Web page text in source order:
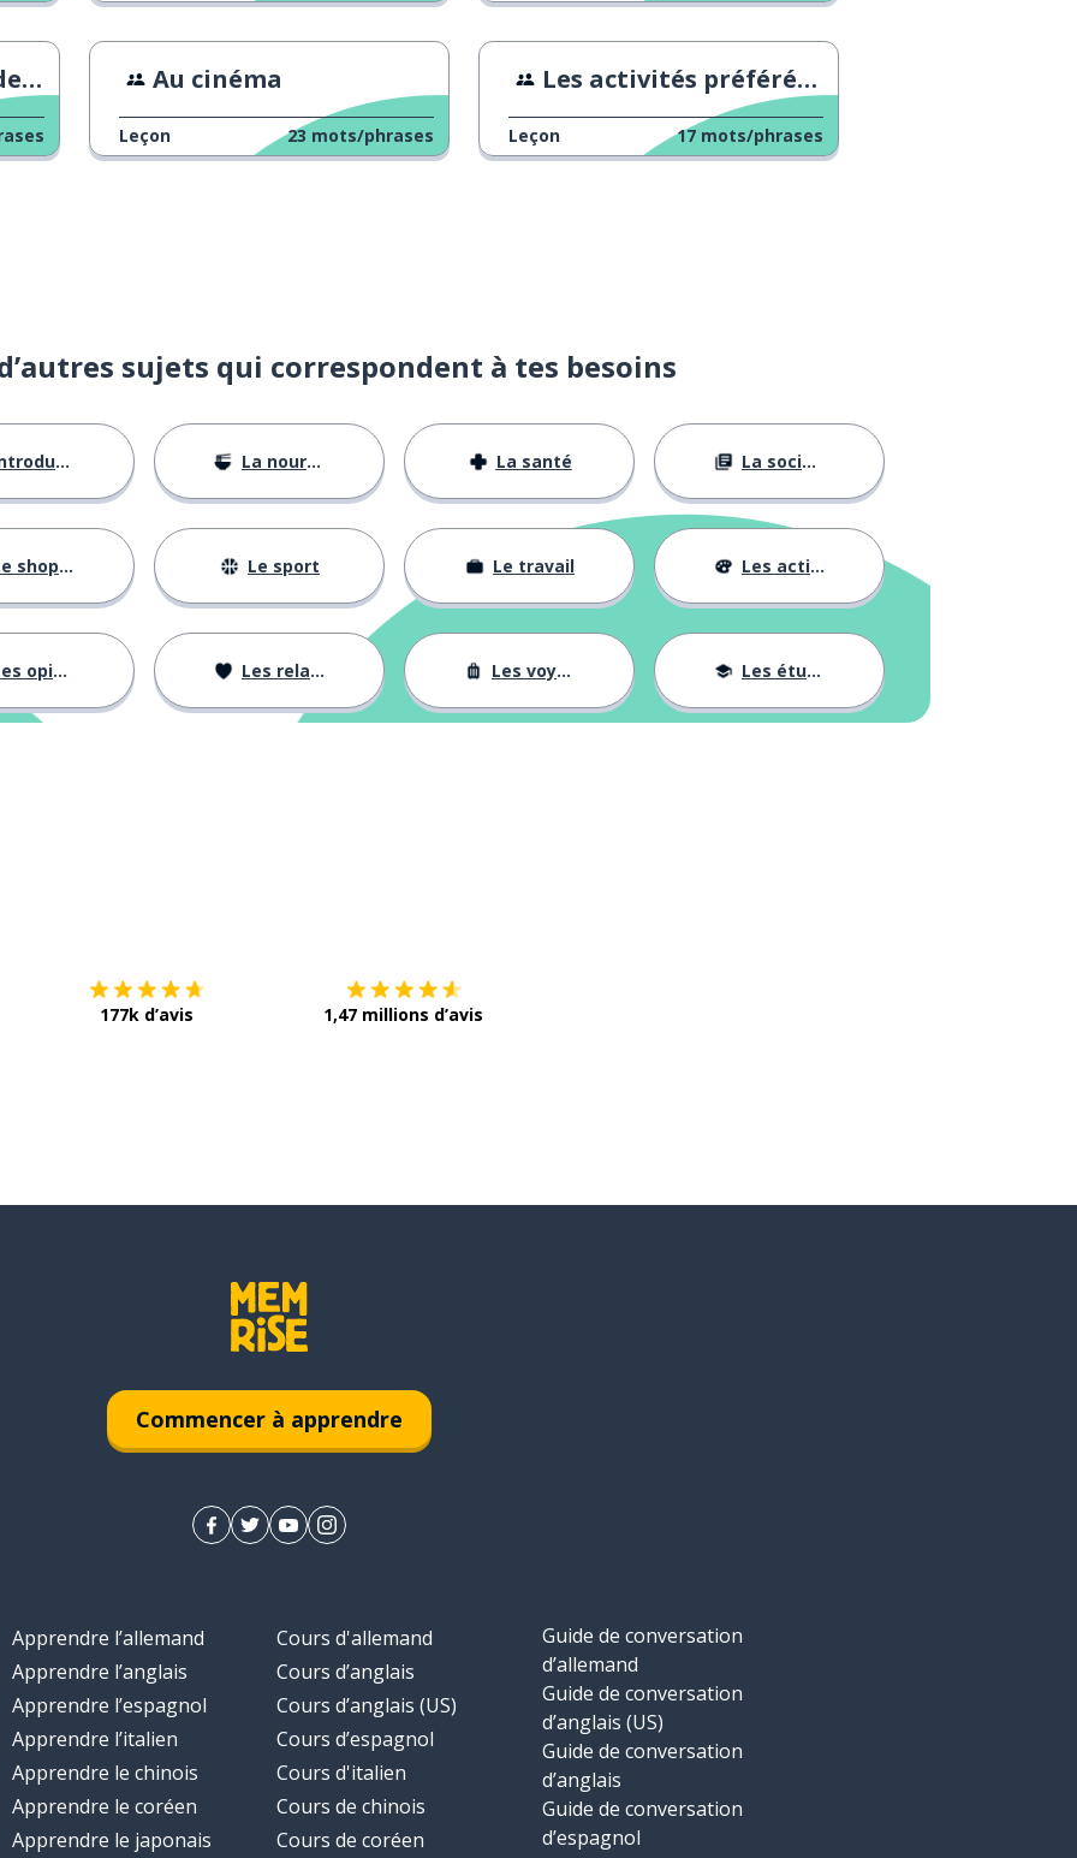
Au cinéma
Leçon 23 mots/phrases
Les activités préférées des filles
Leçon 17 mots/phrases
sujets qui correspondent à tes besoins
La nourriture La santé La société
shopping Le sport Le travail Les activités
opinions Les relations Les voyages Les études
177k d’avis 1,47 millions d’avis
Commencer à apprendre
Apprendre l’allemand
Apprendre l’anglais
Apprendre l’espagnol
Apprendre l’italien
Apprendre le chinois
Apprendre le coréen
Apprendre le japonais
Cours d'allemand
Cours d’anglais
Cours d’anglais (US)
Cours d’espagnol
Cours d'italien
Cours de chinois
Cours de coréen
Guide de conversation
d’allemand
Guide de conversation
d’anglais (US)
Guide de conversation
d’anglais
Guide de conversation
d’espagnol